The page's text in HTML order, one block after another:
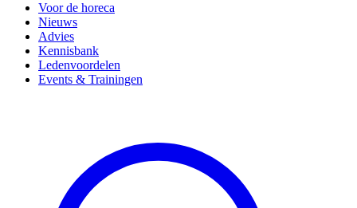
Voor de horeca
Nieuws
Advies
Kennisbank
Ledenvoordelen
Events & Trainingen